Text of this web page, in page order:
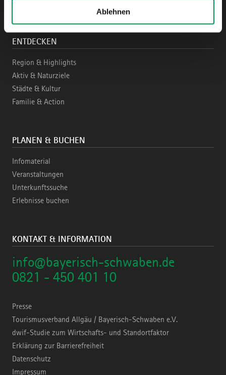
Ablehnen
ENTDECKEN
Region & Highlights
Aktiv & Naturziele
Städte & Kultur
Familie & Action
PLANEN & BUCHEN
Infomaterial
Veranstaltungen
Unterkunftssuche
Erlebnisse buchen
KONTAKT & INFORMATION
info@bayerisch-schwaben.de
0821 - 450 401 10
Presse
Tourismusverband Allgäu / Bayerisch-Schwaben e.V.
dwif-Studie zum Wirtschafts- und Standortfaktor
Erklärung zur Barrierefreiheit
Datenschutz
Impressum